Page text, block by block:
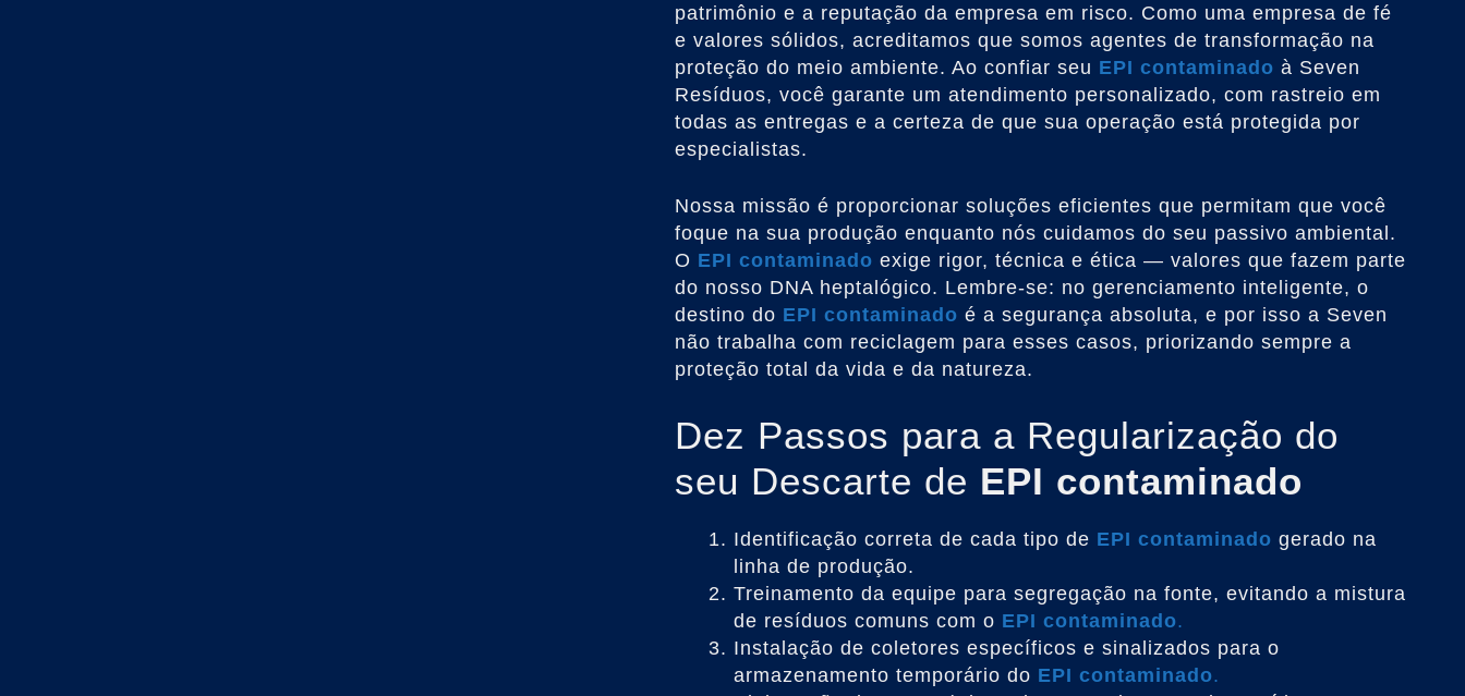
patrimônio e a reputação da empresa em risco. Como uma empresa de fé
e valores sólidos, acreditamos que somos agentes de transformação na
proteção do meio ambiente. Ao confiar seu EPI contaminado à Seven
Resíduos, você garante um atendimento personalizado, com rastreio em
todas as entregas e a certeza de que sua operação está protegida por
especialistas.
Nossa missão é proporcionar soluções eficientes que permitam que você
foque na sua produção enquanto nós cuidamos do seu passivo ambiental.
O EPI contaminado exige rigor, técnica e ética — valores que fazem parte
do nosso DNA heptalógico. Lembre-se: no gerenciamento inteligente, o
destino do EPI contaminado é a segurança absoluta, e por isso a Seven
não trabalha com reciclagem para esses casos, priorizando sempre a
proteção total da vida e da natureza.
Dez Passos para a Regularização do
seu Descarte de EPI contaminado
Identificação correta de cada tipo de EPI contaminado gerado na
linha de produção.
Treinamento da equipe para segregação na fonte, evitando a mistura
de resíduos comuns com o EPI contaminado.
Instalação de coletores específicos e sinalizados para o
armazenamento temporário do EPI contaminado.